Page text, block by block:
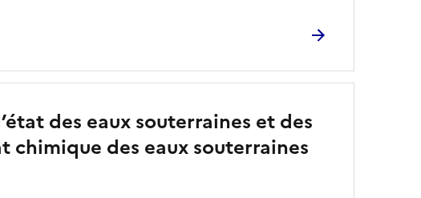
des eaux souterraines et des
chimique des eaux souterraines